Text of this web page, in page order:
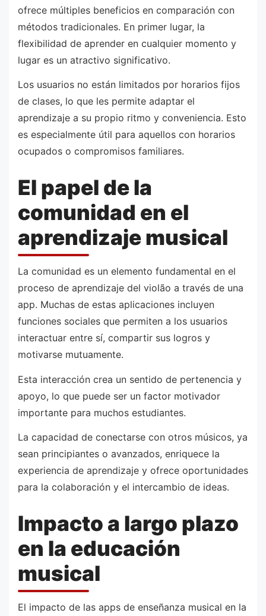
ofrece múltiples beneficios en comparación con
métodos tradicionales. En primer lugar, la
flexibilidad de aprender en cualquier momento y
lugar es un atractivo significativo.
Los usuarios no están limitados por horarios fijos
de clases, lo que les permite adaptar el
aprendizaje a su propio ritmo y conveniencia. Esto
es especialmente útil para aquellos con horarios
ocupados o compromisos familiares.
El papel de la
comunidad en el
aprendizaje musical
La comunidad es un elemento fundamental en el
proceso de aprendizaje del violão a través de una
app. Muchas de estas aplicaciones incluyen
funciones sociales que permiten a los usuarios
interactuar entre sí, compartir sus logros y
motivarse mutuamente.
Esta interacción crea un sentido de pertenencia y
apoyo, lo que puede ser un factor motivador
importante para muchos estudiantes.
La capacidad de conectarse con otros músicos, ya
sean principiantes o avanzados, enriquece la
experiencia de aprendizaje y ofrece oportunidades
para la colaboración y el intercambio de ideas.
Impacto a largo plazo
en la educación
musical
El impacto de las apps de enseñanza musical en la